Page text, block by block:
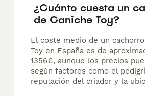
¿Cuánto cuesta un
de Caniche Toy?
El coste medio de un
Toy en España es de
1356€, aunque los precios
según factores como el
reputación del criador y la